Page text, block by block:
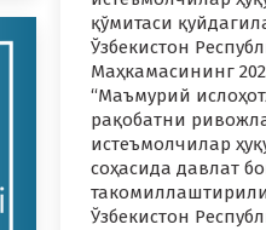
қўмитаси
Ўзбекистон
Маҳкамасининг
“Маъмурий
рақобатни
истеъмолчилар
соҳасида давлат
Ўзбекистон